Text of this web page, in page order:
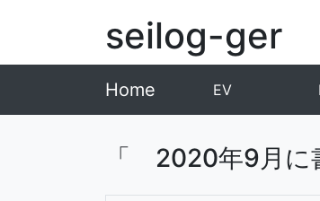
seilog-ger
Home EV
「 2020年9月に